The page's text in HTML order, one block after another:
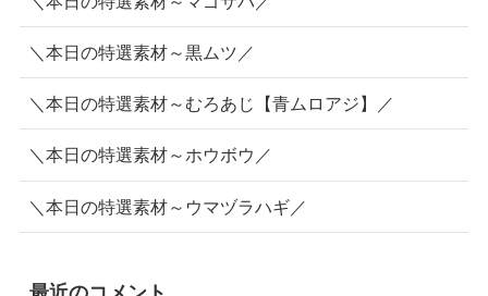
＼本日の特選素材～黒ムツ／
＼本日の特選素材～むろあじ【青ムロアジ】／
＼本日の特選素材～ホウボウ／
＼本日の特選素材～ウマヅラハギ／